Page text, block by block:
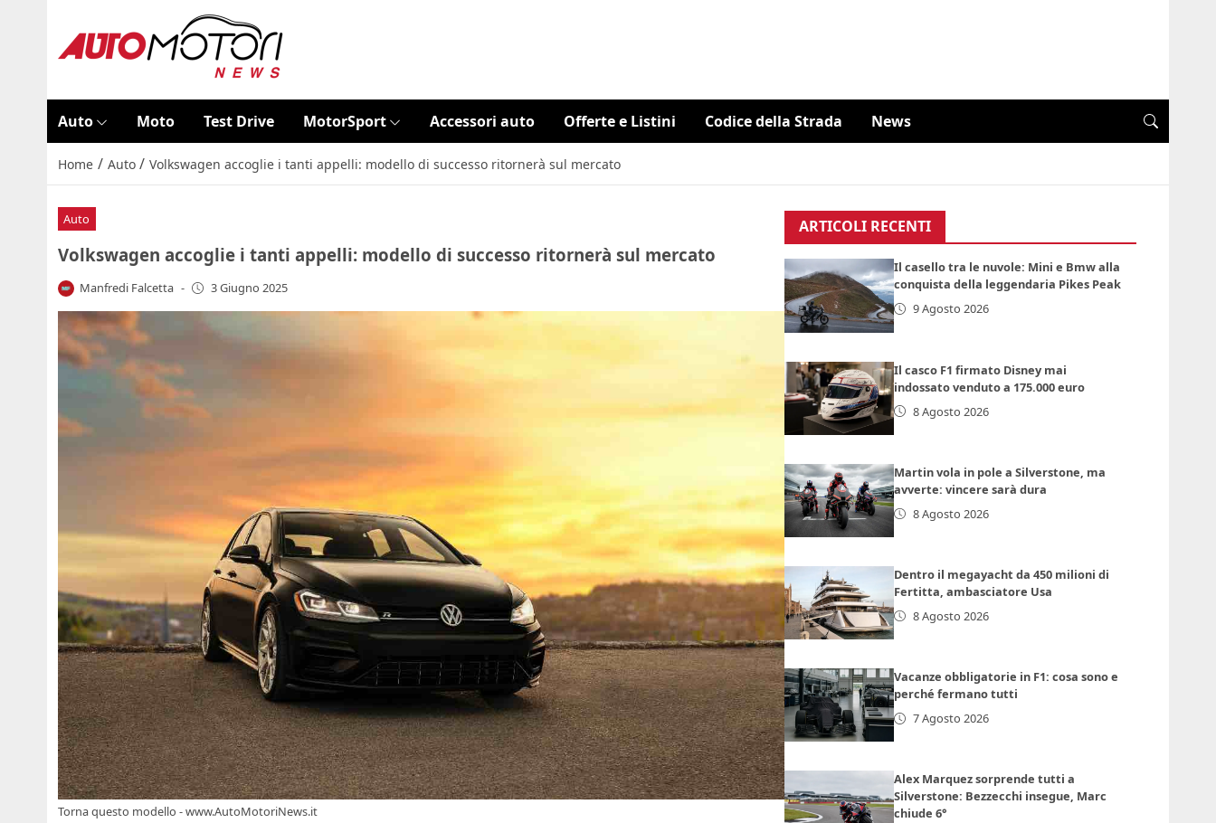
Auto Moto Test Drive MotorSport Accessori auto Offerte e Listini Codice della Strada News
Home / Auto / Volkswagen accoglie i tanti appelli: modello di successo ritornerà sul mercato
Auto
Volkswagen accoglie i tanti appelli: modello di successo ritornerà sul mercato
Manfredi Falcetta - 3 Giugno 2025
Torna questo modello - www.AutoMotoriNews.it
ARTICOLI RECENTI
Il casello tra le nuvole: Mini e Bmw alla
conquista della leggendaria Pikes Peak
9 Agosto 2026
Il casco F1 firmato Disney mai
indossato venduto a 175.000 euro
8 Agosto 2026
Martin vola in pole a Silverstone, ma
avverte: vincere sarà dura
8 Agosto 2026
Dentro il megayacht da 450 milioni di
Fertitta, ambasciatore Usa
8 Agosto 2026
Vacanze obbligatorie in F1: cosa sono e
perché fermano tutti
7 Agosto 2026
Alex Marquez sorprende tutti a
Silverstone: Bezzecchi insegue, Marc
chiude 6°